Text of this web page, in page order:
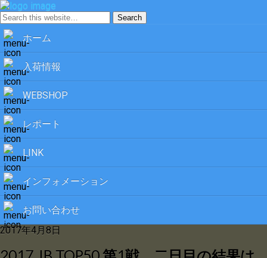
ホーム
入荷情報
WEBSHOP
レポート
LINK
インフォメーション
お問い合わせ
2017年4月8日